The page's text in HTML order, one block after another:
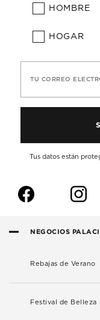
HOMBRE
HOGAR
TU CORREO
Tus datos están
f i
NEGOCIOS
Rebajas de Verano
Festival de Belleza